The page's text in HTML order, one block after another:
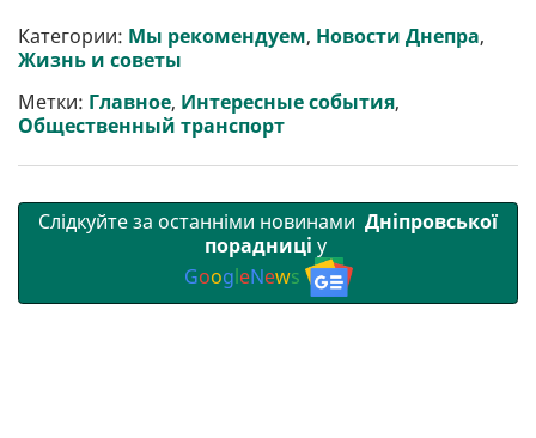
р
и
т
b
o
o
t
e
r
l g
r
s
A
r l
Категории: Мы рекомендуем, Новости Днепра,
Жизнь и советы
Метки: Главное, Интересные события,
Общественный транспорт
Слідкуйте за останніми новинами Дніпровської
порадниці у
GoogleNews